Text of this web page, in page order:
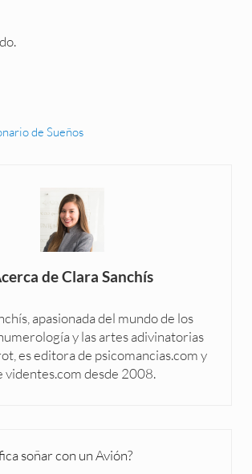
de Sueños
deClara Sanchís
apasionada del mundo de los
y las artes adivinatorias
es editora de psicomancias.com y
videntes.com desde 2008.
soñar con un Avión?